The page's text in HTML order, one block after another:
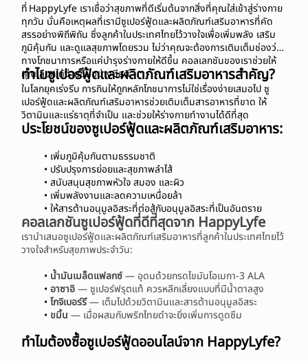
ที่ HappyLyfe เราเชื่อว่าสุขภาพที่ดีเริ่มต้นจากสิ่งที่คุณใส่เข้าสู่ร่างกาย
ทุกวัน นั่นคือเหตุผลที่เรามีซูเปอร์ฟู้ดและผลิตภัณฑ์เสริมอาหารที่คัด
สรรอย่างพิถีพิถัน ซึ่งลูกค้าในประเทศไทยไว้วางใจเพื่อเพิ่มพลัง เสริม
ภูมิคุ้มกัน และดูแลสุขภาพโดยรวม ไม่ว่าคุณจะต้องการเติมเต็มช่องว่าง
ทางโภชนาการหรือแค่บำรุงร่างกายให้ดีขึ้น คอลเลกชันของเราช่วยให้
คุณเลือกได้ง่ายขึ้นอย่างมีสติ
ทำไมซูเปอร์ฟู้ดและผลิตภัณฑ์เสริมอาหารสำคัญ?
ในโลกยุคเร่งรีบ การกินให้ถูกหลักโภชนาการไม่ใช่เรื่องง่ายเสมอไป ซู
เปอร์ฟู้ดและผลิตภัณฑ์เสริมอาหารช่วยเติมเต็มสารอาหารที่ขาด ให้
วิตามินและแร่ธาตุที่จำเป็น และช่วยให้ร่างกายทำงานได้ดีที่สุด
ประโยชน์ของซูเปอร์ฟู้ดและผลิตภัณฑ์เสริมอาหาร:
เพิ่มภูมิคุ้มกันตามธรรมชาติ
ปรับปรุงการย่อยและสุขภาพลำไส้
สนับสนุนสุขภาพหัวใจ สมอง และผิว
เพิ่มพลังงานและลดความเหนื่อยล้า
ให้สารต้านอนุมูลอิสระที่ต่อสู้กับอนุมูลอิสระที่เป็นอันตราย
คอลเลกชันซูเปอร์ฟู้ดที่ดีที่สุดจาก HappyLyfe
เรานำเสนอซูเปอร์ฟู้ดและผลิตภัณฑ์เสริมอาหารที่ลูกค้าในประเทศไทยไว้
วางใจสำหรับสุขภาพประจำวัน:
น้ำมันเมล็ดแฟลกซ์ — อุดมด้วยกรดไขมันโอเมกา‑3 ALA
อาซาอิ — ซูเปอร์ฟรุตแท้ ควรหลีกเลี่ยงแบบที่มีน้ำตาลสูง
โกจิเบอร์รี — เต็มไปด้วยวิตามินและสารต้านอนุมูลอิสระ
ขมิ้น — เมื่อผสมกับพริกไทยดำจะยิ่งเพิ่มการดูดซึม
ทำไมต้องซื้อซูเปอร์ฟู้ดออนไลน์จาก HappyLyfe?